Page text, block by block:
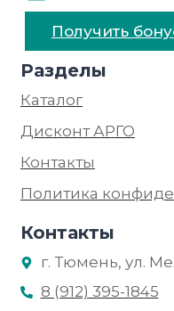
Получить
Разделы
Каталог
Дисконт АРГО
Контакты
Политика
Контакты
г. Тюмень, ул.
8 (912) 395-1845